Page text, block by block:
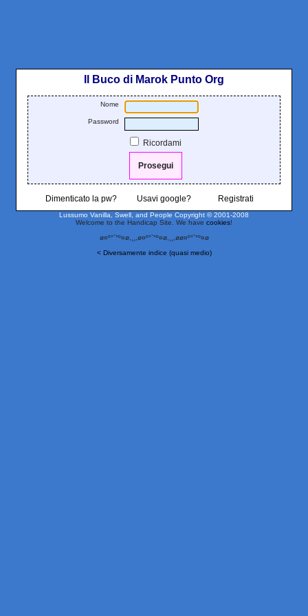
Il Buco di Marok Punto Org
Nome
Password
Ricordami
Dimenticato la pw? Usavi google? Registrati
Lussumo Vanilla, Swell, and People Copyright © 2001-2008
Welcome to the Handicap Site. We have cookies!
ø¤º°`°º¤ø,¸¸,ø¤º°`°º¤ø,¸¸,øø¤º°`°º¤ø
< Diversamente indice (quasi medio)